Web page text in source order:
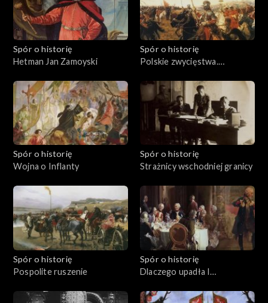
Spór o historię
Hetman Jan Zamoyski
Spór o historię
Polskie zwycięstwa.
Spór o historię
Wojna o Inflanty
Spór o historię
Strażnicy wschodniej granicy
Spór o historię
Pospolite ruszenie
Spór o historię
Dlaczego upadła I